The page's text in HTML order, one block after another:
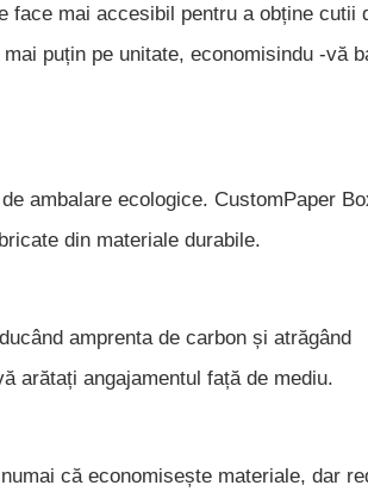
face mai accesibil pentru a obține cutii
puțin pe unitate, economisindu -vă
ambalare ecologice. CustomPaper
din materiale durabile.
amprenta de carbon și atrăgând
arătați angajamentul față de mediu.
că economisește materiale, dar